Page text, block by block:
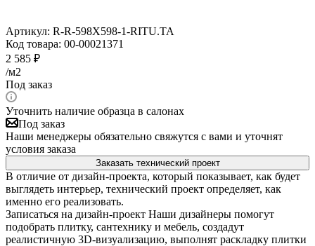
Артикул: R-R-598X598-1-RITU.TA
Код товара: 00-00021371
2 585 ₽
/м2
Под заказ
Уточнить наличие образца в салонах
Под заказ
Наши менеджеры обязательно свяжутся с вами и уточнят
условия заказа
Заказать технический проект
В отличие от дизайн-проекта, который показывает, как будет
выглядеть интерьер, технический проект определяет, как
именно его реализовать.
Записаться на дизайн-проект Наши дизайнеры помогут
подобрать плитку, сантехнику и мебель, создадут
реалистичную 3D-визуализацию, выполнят раскладку плитки